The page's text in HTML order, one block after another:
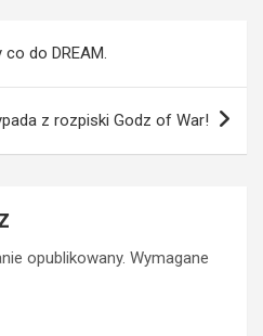
do DREAM.
z rozpiski Godz of War!
opublikowany. Wymagane